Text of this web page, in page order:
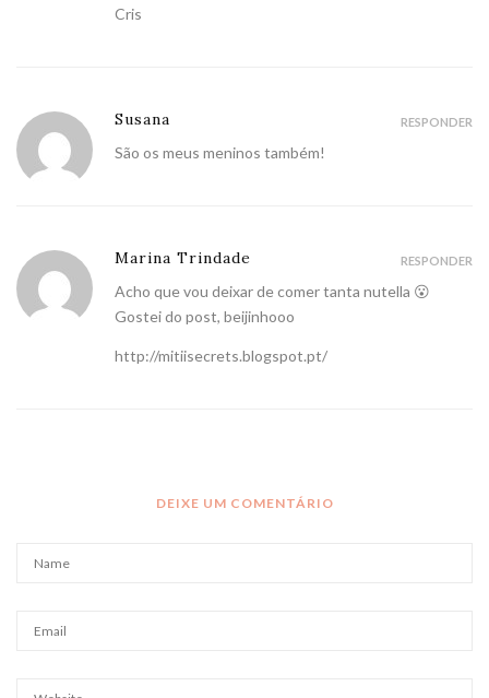
Cris
Susana
São os meus meninos também!
RESPONDER
Marina Trindade
Acho que vou deixar de comer tanta nutella 😮
Gostei do post, beijinhooo
http://mitiisecrets.blogspot.pt/
RESPONDER
DEIXE UM COMENTÁRIO